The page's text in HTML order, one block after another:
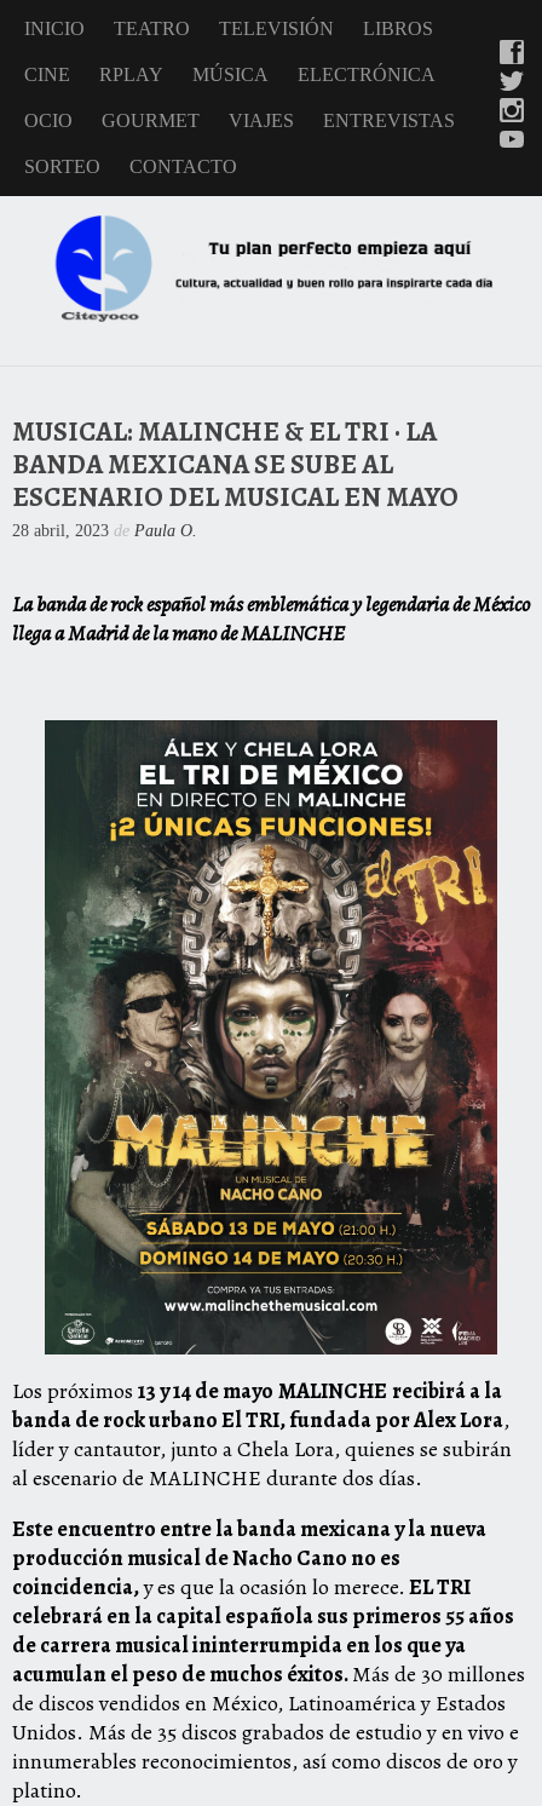
INICIO TEATRO TELEVISIÓN LIBROS
CINE RPLAY MÚSICA ELECTRÓNICA
OCIO GOURMET VIAJES ENTREVISTAS
SORTEO CONTACTO
MUSICAL: MALINCHE & EL TRI · LA
BANDA MEXICANA SE SUBE AL
ESCENARIO DEL MUSICAL EN MAYO
28 abril, 2023 de Paula O.
La banda de rock español más emblemática y legendaria de México
llega a Madrid de la mano de MALINCHE
Los próximos 13 y 14 de mayo MALINCHE recibirá a la
banda de rock urbano El TRI, fundada por Alex Lora,
líder y cantautor, junto a Chela Lora, quienes se subirán
al escenario de MALINCHE durante dos días.
Este encuentro entre la banda mexicana y la nueva
producción musical de Nacho Cano no es
coincidencia,yes que la ocasión lo merece. EL TRI
celebrará en la capital española sus primeros 55 años
de carrera musical ininterrumpida en los que ya
acumulan el peso de muchos éxitos.Más de 30 millones
de discos vendidos en México, Latinoamérica y Estados
Unidos. Más de 35 discos grabados de estudio y en vivo e
innumerables reconocimientos, así como discos de oro y
platino.